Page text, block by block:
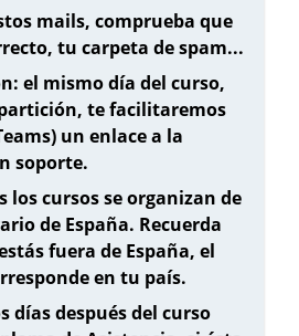
mails, comprueba que
tu carpeta de spam...
el mismo día del curso,
te facilitaremos
un enlace a la
soporte.
los cursos se organizan de
de España. Recuerda
fuera de España, el
en tu país.
días después del curso